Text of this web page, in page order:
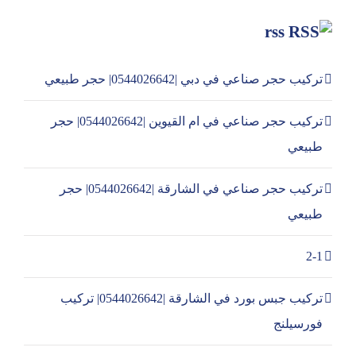
rss
تركيب حجر صناعي في دبي |0544026642| حجر طبيعي
تركيب حجر صناعي في ام القيوين |0544026642| حجر
طبيعي
تركيب حجر صناعي في الشارقة |0544026642| حجر
طبيعي
2-1
تركيب جبس بورد في الشارقة |0544026642| تركيب
فورسيلنج